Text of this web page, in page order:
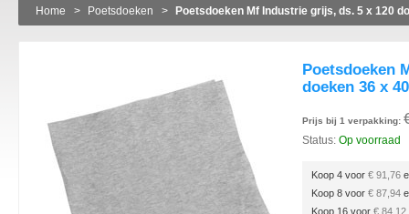
Home > Poetsdoeken > Poetsdoeken Mf Industrie grijs, ds. 5 x 120
Poetsdoeken
doeken 36 x
Prijs bij 1 verpakking:
Status: Op voorraad
Koop 4 voor € 91,76
Koop 8 voor € 87,94
Koop 16 voor € 84,12